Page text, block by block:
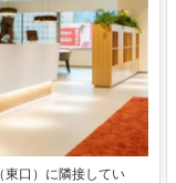
東口）に隣接してい